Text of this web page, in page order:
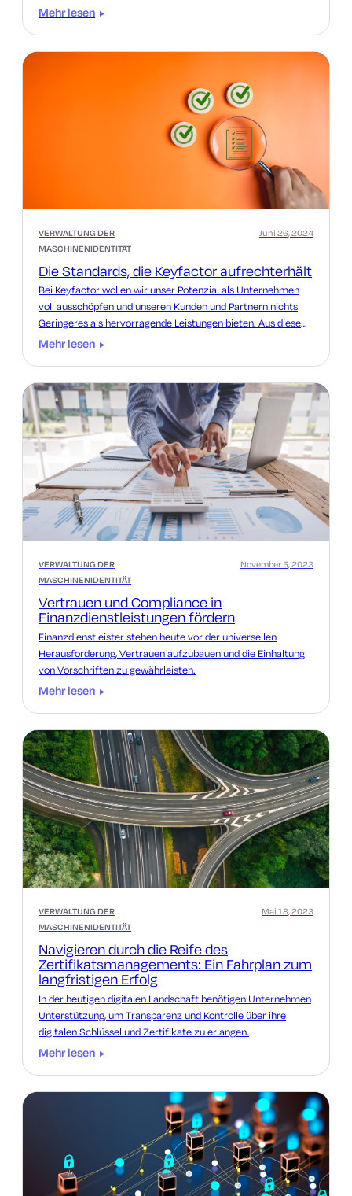
Geheimnisse und API-Schlüssel durch den Nachweis, um
Mehr lesen
VERWALTUNG DER
MASCHINENIDENTITÄT
Die Standards, die Keyfactor aufrechterhält
Juni 26, 2024
Bei Keyfactor wollen wir unser Potenzial als Unternehmen
voll ausschöpfen und unseren Kunden und Partnern nichts
Geringeres als hervorragende Leistungen bieten. Aus diesem
Grund erfüllen wir nicht nur die folgenden Standards, sondern
Mehr lesen
VERWALTUNG DER
MASCHINENIDENTITÄT
Vertrauen und Compliance in
Finanzdienstleistungen fördern
November 5, 2023
Finanzdienstleister stehen heute vor der universellen
Herausforderung, Vertrauen aufzubauen und die Einhaltung
von Vorschriften zu gewährleisten.
Mehr lesen
VERWALTUNG DER
MASCHINENIDENTITÄT
Navigieren durch die Reife des
Zertifikatsmanagements: Ein Fahrplan zum
langfristigen Erfolg
Mai 18, 2023
In der heutigen digitalen Landschaft benötigen Unternehmen
Unterstützung, um Transparenz und Kontrolle über ihre
digitalen Schlüssel und Zertifikate zu erlangen.
Mehr lesen